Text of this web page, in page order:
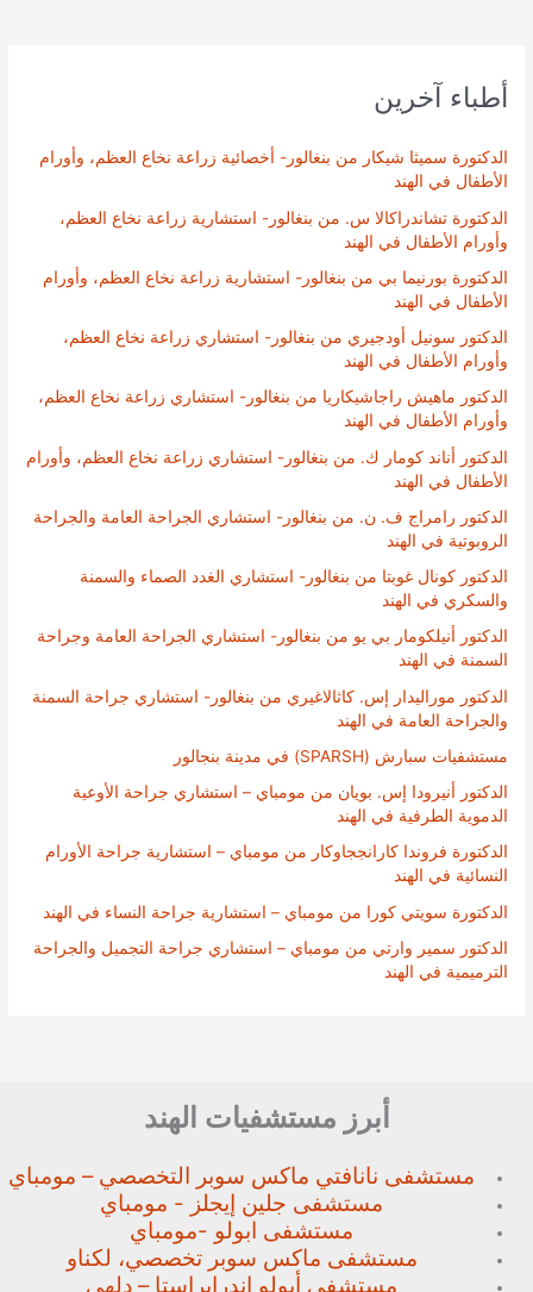
أطباء آخرين
الدكتورة سميثا شيكار من بنغالور- أخصائية زراعة نخاع العظم، وأورام
الأطفال في الهند
الدكتورة تشاندراكالا س. من بنغالور- استشارية زراعة نخاع العظم،
وأورام الأطفال في الهند
الدكتورة بورنيما بي من بنغالور- استشارية زراعة نخاع العظم، وأورام
الأطفال في الهند
الدكتور سونيل أودجيري من بنغالور- استشاري زراعة نخاع العظم،
وأورام الأطفال في الهند
الدكتور ماهيش راجاشيكاريا من بنغالور- استشاري زراعة نخاع العظم،
وأورام الأطفال في الهند
الدكتور أناند كومار ك. من بنغالور- استشاري زراعة نخاع العظم، وأورام
الأطفال في الهند
الدكتور رامراج ف. ن. من بنغالور- استشاري الجراحة العامة والجراحة
الروبوتية في الهند
الدكتور كونال غوبتا من بنغالور- استشاري الغدد الصماء والسمنة
والسكري في الهند
الدكتور أنيلكومار بي يو من بنغالور- استشاري الجراحة العامة وجراحة
السمنة في الهند
الدكتور موراليدار إس. كاثالاغيري من بنغالور- استشاري جراحة السمنة
والجراحة العامة في الهند
مستشفيات سبارش (SPARSH) في مدينة بنجالور
الدكتور أنيرودا إس. بويان من مومباي – استشاري جراحة الأوعية
الدموية الطرفية في الهند
الدكتورة فروندا كارانججاوكار من مومباي – استشارية جراحة الأورام
النسائية في الهند
الدكتورة سويتي كورا من مومباي – استشارية جراحة النساء في الهند
الدكتور سمير وارتي من مومباي – استشاري جراحة التجميل والجراحة
الترميمية في الهند
أبرز مستشفيات الهند
مستشفى نانافتي ماكس سوبر التخصصي – مومباي
مستشفى جلين إيجلز - مومباي
مستشفى ابولو -مومباي
مستشفى ماكس سوبر تخصصي، لكناو
مستشفى أبولو إندرابراستا – دلهي